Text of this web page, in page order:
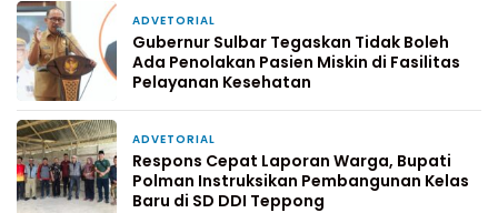
ADVETORIAL
Gubernur Sulbar Tegaskan Tidak Boleh
Ada Penolakan Pasien Miskin di Fasilitas
Pelayanan Kesehatan
ADVETORIAL
Respons Cepat Laporan Warga, Bupati
Polman Instruksikan Pembangunan Kelas
Baru di SD DDI Teppong